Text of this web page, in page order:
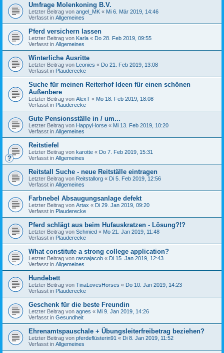
Umfrage Molenkoning B.V.
Letzter Beitrag von angel_MK « Mi 6. Mär 2019, 14:46
Verfasst in Allgemeines
Pferd versichern lassen
Letzter Beitrag von Karla « Do 28. Feb 2019, 09:55
Verfasst in Allgemeines
Winterliche Ausritte
Letzter Beitrag von Leonies « Do 21. Feb 2019, 13:08
Verfasst in Plauderecke
Suche für meinen Reiterhof Ideen für einen schönen
Außenbere
Letzter Beitrag von AlexT « Mo 18. Feb 2019, 18:08
Verfasst in Plauderecke
Gute Pensionsställe in / um...
Letzter Beitrag von HappyHorse « Mi 13. Feb 2019, 10:20
Verfasst in Allgemeines
Reitstiefel
Letzter Beitrag von karotte « Do 7. Feb 2019, 15:31
Verfasst in Allgemeines
Reitstall Suche - neue Reitställe eintragen
Letzter Beitrag von Reitstallorg « Di 5. Feb 2019, 12:56
Verfasst in Allgemeines
Farbnebel Absaugungsanlage defekt
Letzter Beitrag von Artax « Di 29. Jan 2019, 09:20
Verfasst in Plauderecke
Pferd schlägt aus beim Hufauskratzen - Lösung?!?
Letzter Beitrag von Schmied « Mo 21. Jan 2019, 11:48
Verfasst in Plauderecke
What constitute a strong college application?
Letzter Beitrag von rasnajacob « Di 15. Jan 2019, 12:43
Verfasst in Allgemeines
Hundebett
Letzter Beitrag von TinaLovesHorses « Do 10. Jan 2019, 14:23
Verfasst in Plauderecke
Geschenk für die beste Freundin
Letzter Beitrag von agnes « Mi 9. Jan 2019, 14:26
Verfasst in Gesundheit
Ehrenamtspauschale + Übungsleiterfreibetrag beziehen?
Letzter Beitrag von pferdeflüsterin91 « Di 8. Jan 2019, 11:52
Verfasst in Allgemeines